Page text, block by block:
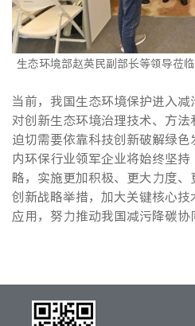
生态环境部赵英民副部长等领导莅
当前，我国生态环境保护进入减
对创新生态环境治理技术、方法
迫切需要依靠科技创新破解绿色
内环保行业领军企业将始终坚
略，实施更加积极、更大力度
创新战略举措，加大关键核心技
应用，努力推动我国减污降碳协